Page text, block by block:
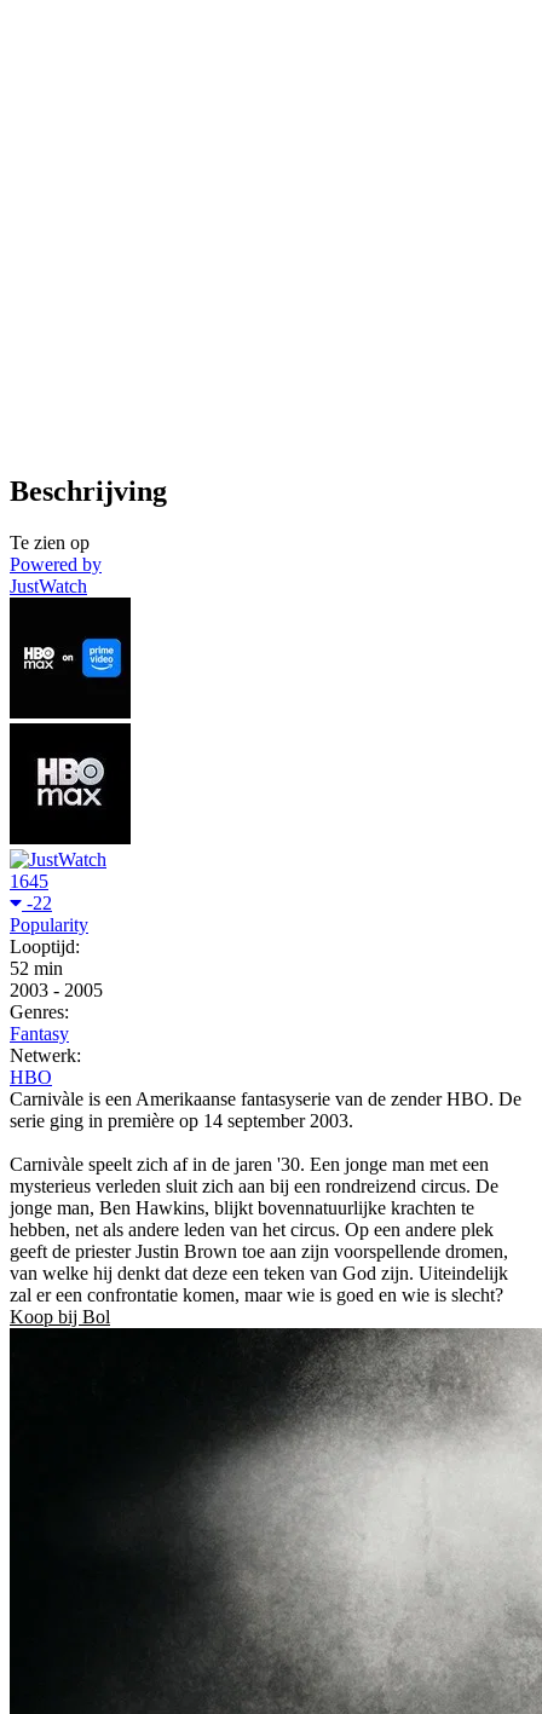
Beschrijving
Te zien op
Powered by
JustWatch
1645
-22
Popularity
Looptijd:
52 min
2003 - 2005
Genres:
Fantasy
Netwerk:
HBO
Carnivàle is een Amerikaanse fantasyserie van de zender HBO. De
serie ging in première op 14 september 2003.
Carnivàle speelt zich af in de jaren '30. Een jonge man met een
mysterieus verleden sluit zich aan bij een rondreizend circus. De
jonge man, Ben Hawkins, blijkt bovennatuurlijke krachten te
hebben, net als andere leden van het circus. Op een andere plek
geeft de priester Justin Brown toe aan zijn voorspellende dromen,
van welke hij denkt dat deze een teken van God zijn. Uiteindelijk
zal er een confrontatie komen, maar wie is goed en wie is slecht?
Koop bij Bol